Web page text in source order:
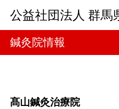
公益社団法人 群馬
鍼灸院情報
髙山鍼灸治療院